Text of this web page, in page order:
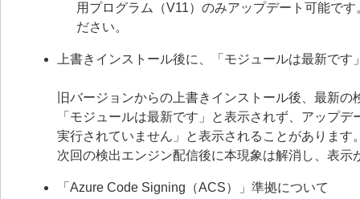
用プログラム（V11）のみアップデート可能で
ださい。
上書きインストール後に、「モジュールは最新です
旧バージョンからの上書きインストール後、最新
「モジュールは最新です」と表示されず、アップ
実行されていません」と表示されることがあります
次回の検出エンジン配信後に本現象は解消し、表示
「Azure Code Signing（ACS）」準拠について